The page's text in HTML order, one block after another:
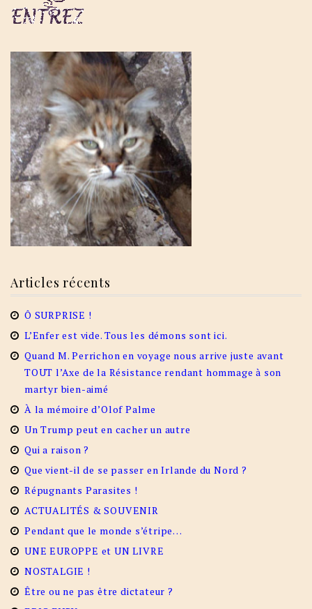
Articles récents
Ô SURPRISE !
L’Enfer est vide. Tous les démons sont ici.
Quand M. Perrichon en voyage nous arrive juste avant
TOUT l’Axe de la Résistance rendant hommage à son
martyr bien-aimé
À la mémoire d’Olof Palme
Un Trump peut en cacher un autre
Qui a raison ?
Que vient-il de se passer en Irlande du Nord ?
Répugnants Parasites !
ACTUALITÉS & SOUVENIR
Pendant que le monde s’étripe…
UNE EUROPPE et UN LIVRE
NOSTALGIE !
Être ou ne pas être dictateur ?